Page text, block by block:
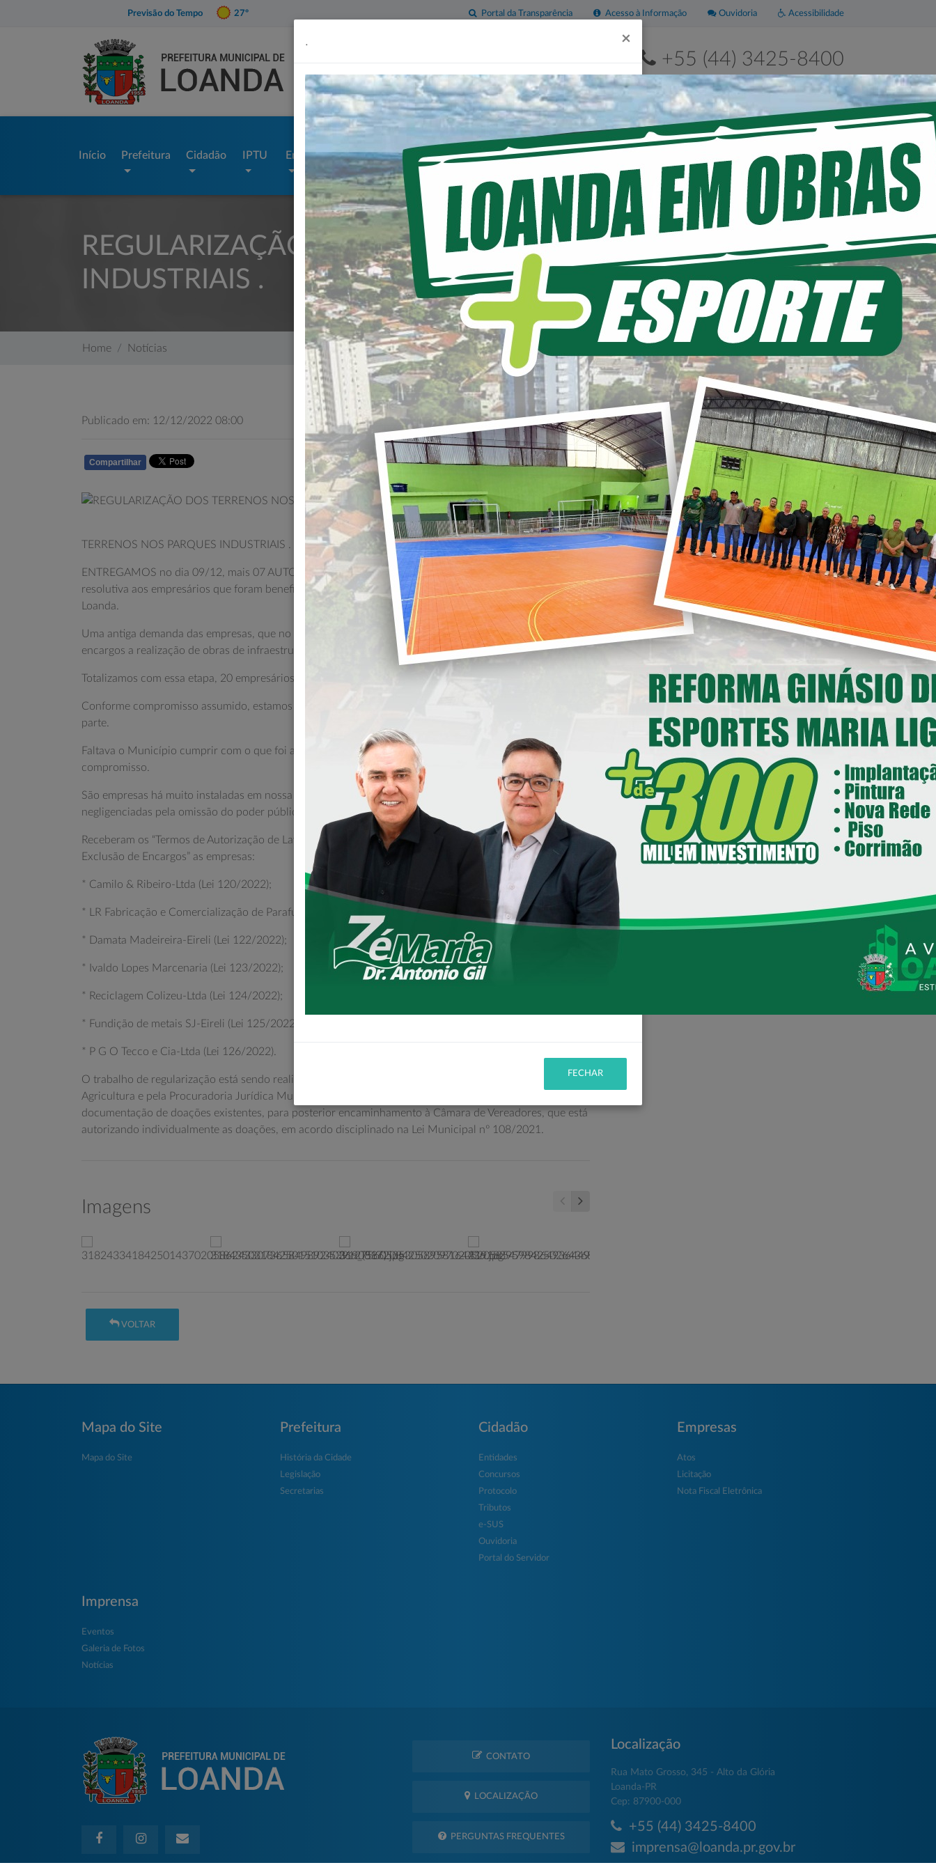
Previsão do Tempo 27º Acessibilidade
Ouvidoria
Acesso à Informação
Portal da Transparência
+55 (44) 3425-8400
2ª a 6ª de 8h às 11h30 e das 13h às 17h30
Início Prefeitura Cidadão IPTU Empresas Imprensa Servidor Contatos
Sala do
Empreendedor
Municipais
Portal da
Transparência
REGULARIZAÇÃO DOS TERRENOS NOS PARQUES
INDUSTRIAIS .
Home Notícias
Publicado em: 12/12/2022 08:00
Compartilhar
LOANDA REGULARIZA!
REGULARIZAÇÃO DOS
TERRENOS NOS PARQUES INDUSTRIAIS .
ENTREGAMOS no dia 09/12, mais 07 AUTORIZAÇÕES para lavratura de escritura e retirada de cláusula
resolutiva aos empresários que foram beneficiados com doações de terrenos nos parques Industriais de
Loanda.
Uma antiga demanda das empresas, que no passado receberam os lotes da Prefeitura e tinham como
encargos a realização de obras de infraestrutura (galeria de águas pluviais e asfalto).
Totalizamos com essa etapa, 20 empresários beneficiados com o Programa Loanda Regulariza.
Conforme compromisso assumido, estamos fazendo justiça com os empresários que já fizeram a sua
parte.
Faltava o Município cumprir com o que foi acordado na época da assinatura dos termos de
compromisso.
São empresas há muito instaladas em nossa cidade, mas que em determinado momento foram
negligenciadas pela omissão do poder público em lhes garantir a propriedade dos imóveis.
Receberam os “Termos de Autorização de Lavratura de Escritura e Liberação Definitiva de Imóveis com
Exclusão de Encargos” as empresas:
* Camilo & Ribeiro-Ltda (Lei 120/2022);
* LR Fabricação e Comercialização de Parafusos (Lei 121/2022);
* Damata Madeireira-Eireli (Lei 122/2022);
* Ivaldo Lopes Marcenaria (Lei 123/2022);
* Reciclagem Colizeu-Ltda (Lei 124/2022);
* Fundição de metais SJ-Eireli (Lei 125/2022).
* P G O Tecco e Cia-Ltda (Lei 126/2022).
O trabalho de regularização está sendo realizado pela equipe da Secretaria de Indústria, Comércio e
Agricultura e pela Procuradoria Jurídica Municipal, que estão levantando e organizando toda a
documentação de doações existentes, para posterior encaminhamento à Câmara de Vereadores, que está
autorizando individualmente as doações, em acordo disciplinado na Lei Municipal nº 108/2021.
Imagens
VOLTAR
LEIA MAIS
11/06/2026 20:00
Secretaria de Planejamento – SEPL
Pavimentação da Estrada do Baú
avança com mais 3,6 km de asfalto
rural
22/05/2026 19:00
Gabinete do Prefeito – GPRE
Deputado Federal Toninho
Wandscheer cumpre agenda
institucional em Loanda
Secretaria de Esportes e Lazer - SEEL
reforma do Ginásio de Esportes
Maria Ligiane
11/05/2026 08:00
Secretaria de Indústria, Comércio - SEIC
Distrito Industrial de Loanda avança e
05/05/2026 08:00
. ×
FECHAR
Mapa do Site
Mapa do Site
Prefeitura
História da Cidade
Legislação
Secretarias
Cidadão
Entidades
Concursos
Protocolo
Tributos
e-SUS
Ouvidoria
Portal do Servidor
Empresas
Atos
Licitação
Nota Fiscal Eletrônica
Imprensa
Eventos
Galeria de Fotos
Notícias
CONTATO
LOCALIZAÇÃO
PERGUNTAS FREQUENTES
Localização
Rua Mato Grosso, 345 - Alto da Glória
Loanda-PR
Cep: 87900-000
+55 (44) 3425-8400
imprensa@loanda.pr.gov.br